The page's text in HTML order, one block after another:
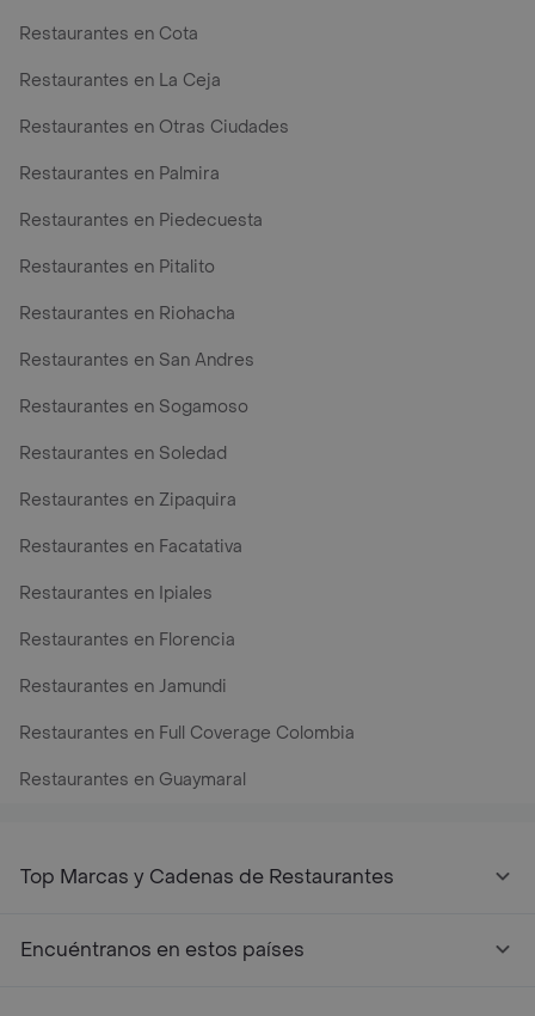
Restaurantes en Cota
Restaurantes en La Ceja
Restaurantes en Otras Ciudades
Restaurantes en Palmira
Restaurantes en Piedecuesta
Restaurantes en Pitalito
Restaurantes en Riohacha
Restaurantes en San Andres
Restaurantes en Sogamoso
Restaurantes en Soledad
Restaurantes en Zipaquira
Restaurantes en Facatativa
Restaurantes en Ipiales
Restaurantes en Florencia
Restaurantes en Jamundi
Restaurantes en Full Coverage Colombia
Restaurantes en Guaymaral
Top Marcas y Cadenas de Restaurantes
Encuéntranos en estos países